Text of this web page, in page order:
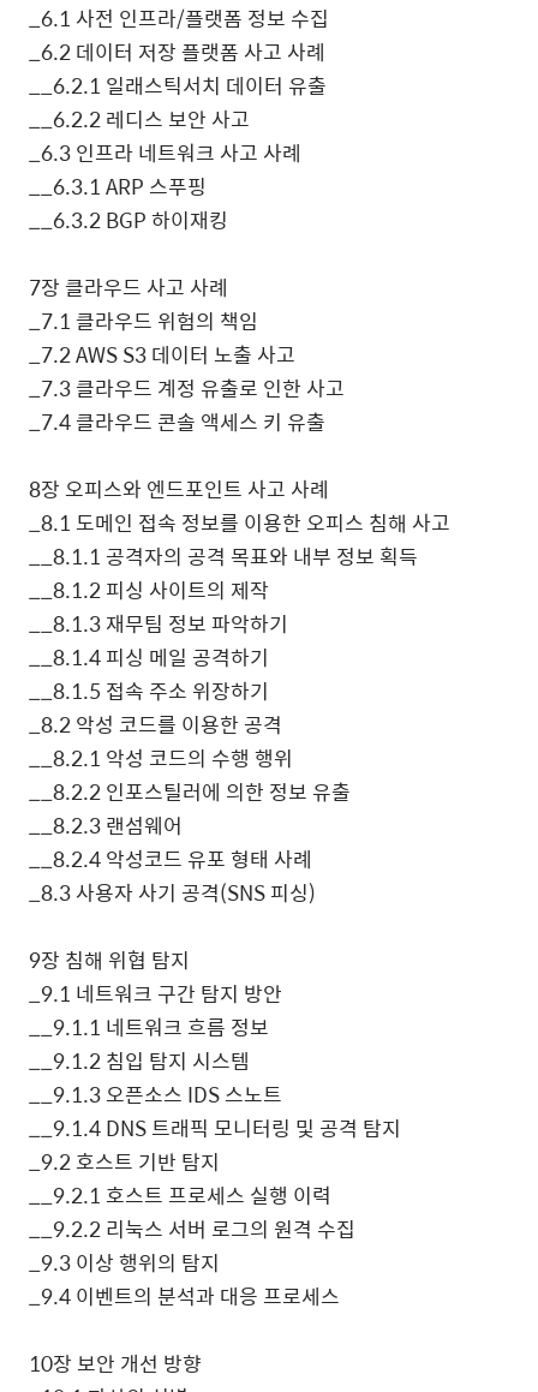
_6.1 사전 인프라/플랫폼 정보 수집
_6.2데이터 저장 플랫폼 사고 사례
__6.2.1 일래스틱서치 데이터 유출
__6.2.2레디스 보안 사고
_6.3인프라 네트워크 사고 사례
__6.3.1 ARP 스푸핑
__6.3.2 BGP하이재킹
7장 클라우드 사고 사례
_7.1 클라우드 위험의 책임
_7.2 AWS S3데이터 노출 사고
_7.3클라우드 계정 유출로 인한 사고
_7.4클라우드 콘솔 액세스 키 유출
8장 오피스와 엔드포인트 사고 사례
_8.1도메인 접속 정보를 이용한 오피스 침해 사고
__8.1.1 공격자의 공격 목표와 내부 정보 획득
__8.1.2피싱 사이트의 제작
__8.1.3재무팀 정보 파악하기
__8.1.4피싱 메일 공격하기
__8.1.5 접속 주소 위장하기
_8.2악성 코드를 이용한 공격
__8.2.1 악성 코드의 수행 행위
__8.2.2인포스틸러에 의한 정보 유출
__8.2.3랜섬웨어
__8.2.4악성코드 유포 형태 사례
_8.3사용자 사기 공격(SNS피싱)
9장 침해 위협 탐지
_9.1 네트워크 구간 탐지 방안
__9.1.1 네트워크 흐름 정보
__9.1.2침입 탐지 시스템
__9.1.3오픈소스 IDS스노트
__9.1.4 DNS트래픽 모니터링 및 공격 탐지
_9.2호스트 기반 탐지
__9.2.1 호스트 프로세스 실행 이력
__9.2.2리눅스 서버 로그의 원격 수집
_9.3이상 행위의 탐지
_9.4이벤트의 분석과 대응 프로세스
10장 보안 개선 방향